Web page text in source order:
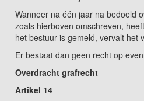
Wanneer na één jaar na bedoeld
zoals hierboven omschreven,
het bestuur is gemeld, vervalt het
Er bestaat dan geen recht op
Overdracht grafrecht
Artikel 14